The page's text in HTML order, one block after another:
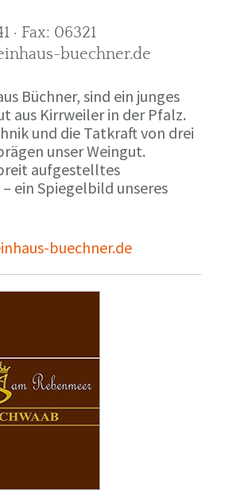
· Fax: 06321
buechner.de
Büchner, sind ein junges
aus Kirrweiler in der Pfalz.
und die Tatkraft von drei
unser Weingut.
aufgestelltes
ein Spiegelbild unseres
buechner.de